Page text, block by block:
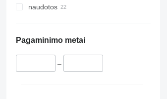
naudotos
Pagaminimo metai
–